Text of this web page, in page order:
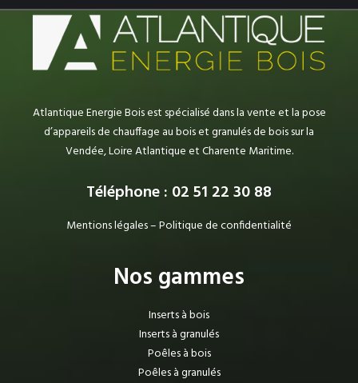
Atlantique Energie Bois est spécialisé dans la vente et la pose
d’appareils de chauffage au bois et granulés de bois sur la
Vendée, Loire Atlantique et Charente Maritime.
Téléphone : 02 51 22 30 88
Mentions légales–Politique de confidentialité
Nos gammes
Inserts à bois
Inserts à granulés
Poêles à bois
Poêles à granulés